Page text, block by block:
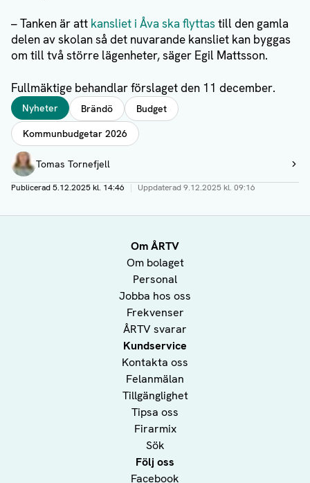
– Tanken är att kansliet i Åva ska flyttastill den gamla
delen av skolan så det nuvarande kansliet kan byggas
om till två större lägenheter, säger Egil Mattsson.
Fullmäktige behandlar förslaget den 11 december.
Taggar
Nyheter Brändö
Budget
Kommunbudgetar 2026
Författare
Tomas Tornefjell
Visa profil
Publicerad5.12.2025 kl. 14:46 | Uppdaterad9.12.2025 kl. 09:16
Om ÅRTV
Om bolaget
Personal
Jobba hos oss
Frekvenser
ÅRTV svarar
Kundservice
Kontakta oss
Felanmälan
Tillgänglighet
Tipsa oss
Firarmix
Sök
Följ oss
Facebook